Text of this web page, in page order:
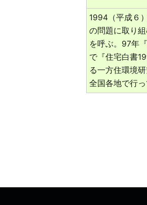
1994（平成６
の問題に取り
を呼ぶ。97年
で『住宅白書
る一方住環境
全国各地で行っ